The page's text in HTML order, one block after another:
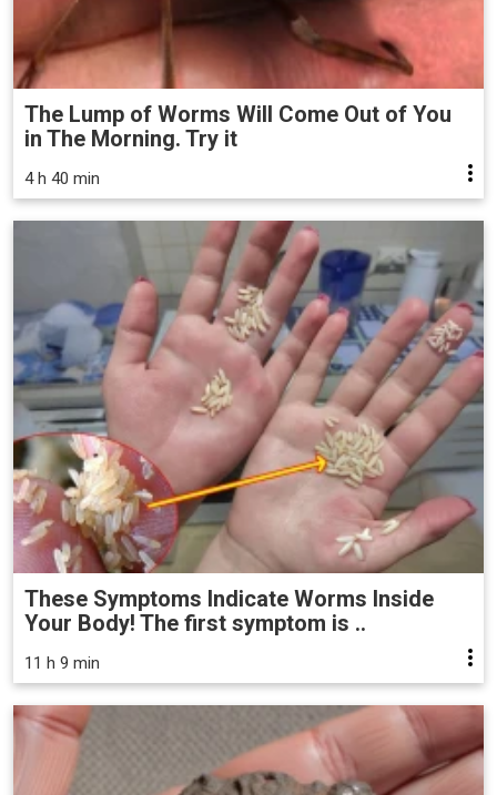
The Lump of Worms Will Come Out of You
in The Morning. Try it
4 h 40 min
These Symptoms Indicate Worms Inside
Your Body! The first symptom is ..
11 h 9 min